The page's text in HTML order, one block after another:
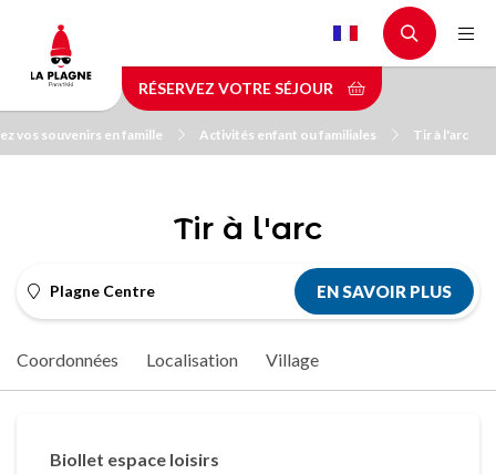
contenu
principal
RÉSERVEZ VOTRE SÉJOUR
vos souvenirs en famille Activités enfant ou familiales Tir à l'arc
Tir à l'arc
Plagne Centre EN SAVOIR PLUS
Coordonnées Localisation Village
Biollet espace loisirs